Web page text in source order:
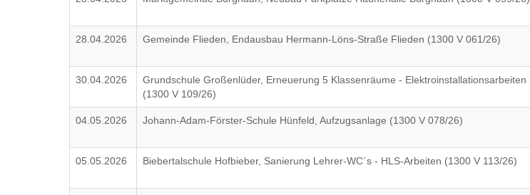
28.04.2026 Gemeinde Flieden, Endausbau Hermann-Löns-Straße Flieden (1300 V 061/26)
30.04.2026
Grundschule Großenlüder, Erneuerung 5 Klassenräume - Elektroinstallationsarbeiten
(1300 V 109/26)
04.05.2026 Johann-Adam-Förster-Schule Hünfeld, Aufzugsanlage (1300 V 078/26)
05.05.2026 Biebertalschule Hofbieber, Sanierung Lehrer-WC´s - HLS-Arbeiten (1300 V 113/26)